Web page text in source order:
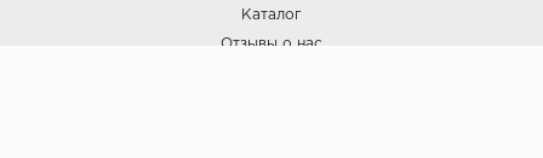
Каталог
Отзывы о нас